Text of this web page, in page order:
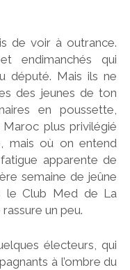
de voir à outrance.
endimanchés qui
député. Mais ils ne
des jeunes de ton
en poussette,
plus privilégié
mais où on entend
apparente de
semaine de jeûne
le Club Med de La
un peu.
électeurs, qui
à l’ombre du